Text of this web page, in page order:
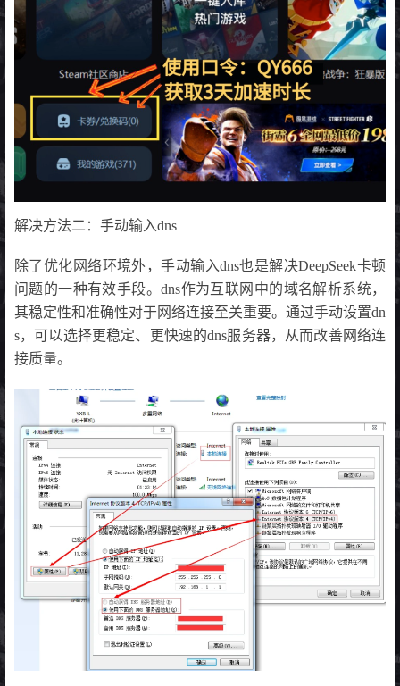
解决方法二：手动输入dns
除了优化网络环境外，手动输入dns也是解决DeepSeek卡顿
问题的一种有效手段。dns作为互联网中的域名解析系统，
其稳定性和准确性对于网络连接至关重要。通过手动设置dn
s，可以选择更稳定、更快速的dns服务器，从而改善网络连
接质量。